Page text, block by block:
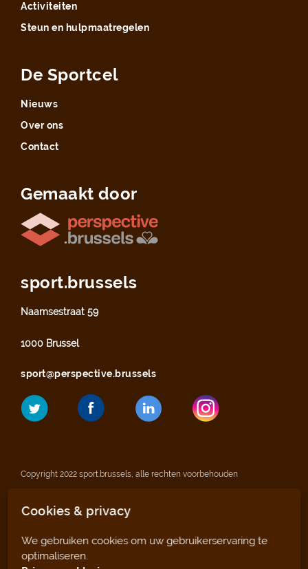
Activiteiten
Steun en hulpmaatregelen
De Sportcel
Nieuws
Over ons
Contact
Gemaakt door
sport.brussels
Naamsestraat 59
1000 Brussel
sport@perspective.brussels
Copyright 2022 sport.brussels, alle rechten voorbehouden
Wettelijke vermeldingen
Privacyverklaring
Cookies & privacy
We gebruiken cookies om uw gebruikerservaring te
optimaliseren.